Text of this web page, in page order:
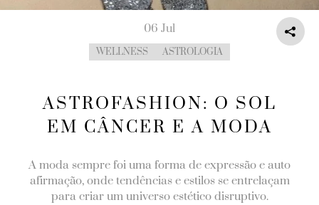
ASTROFASHION: O SOL
EM CÂNCER E A MODA
WELLNESS ASTROLOGIA
06 Jul
A moda sempre foi uma forma de expressão e auto
afirmação, onde tendências e estilos se entrelaçam
para criar um universo estético disruptivo.